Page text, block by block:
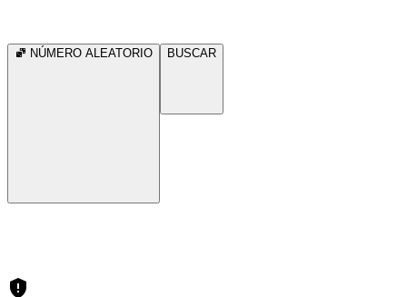
NÚMERO ALEATORIO BUSCAR